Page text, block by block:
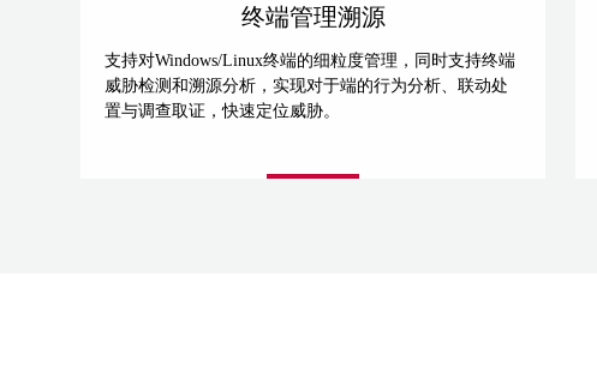
终端管理溯源
支持对Windows/Linux终端的细粒度管理，同时支持终端
威胁检测和溯源分析，实现对于端的行为分析、联动处
置与调查取证，快速定位威胁。